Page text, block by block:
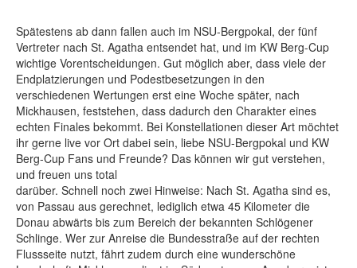
Spätestens ab dann fallen auch im NSU-Bergpokal, der fünf
Vertreter nach St. Agatha entsendet hat, und im KW Berg-Cup
wichtige Vorentscheidungen. Gut möglich aber, dass viele der
Endplatzierungen und Podestbesetzungen in den
verschiedenen Wertungen erst eine Woche später, nach
Mickhausen, feststehen, dass dadurch den Charakter eines
echten Finales bekommt. Bei Konstellationen dieser Art möchtet
ihr gerne live vor Ort dabei sein, liebe NSU-Bergpokal und KW
Berg-Cup Fans und Freunde? Das können wir gut verstehen,
und freuen uns total
darüber. Schnell noch zwei Hinweise: Nach St. Agatha sind es,
von Passau aus gerechnet, lediglich etwa 45 Kilometer die
Donau abwärts bis zum Bereich der bekannten Schlögener
Schlinge. Wer zur Anreise die Bundesstraße auf der rechten
Flussseite nutzt, fährt zudem durch eine wunderschöne